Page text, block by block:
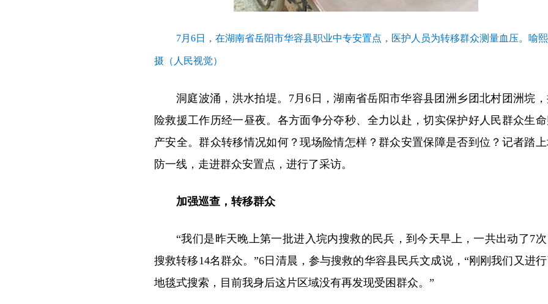
7月6日，在湖南省岳阳市华容县职业中专安置点，医护人员为转移群众测量血压。喻
摄（人民视觉）
洞庭波涌，洪水拍堤。7月6日，湖南省岳阳市华容县团洲乡团北村团洲垸
险救援工作历经一昼夜。各方面争分夺秒、全力以赴，切实保护好人民群众生
产安全。群众转移情况如何？现场险情怎样？群众安置保障是否到位？记者踏
防一线，走进群众安置点，进行了采访。
加强巡查，转移群众
“我们是昨天晚上第一批进入垸内搜救的民兵，到今天早上，一共出动了7
搜救转移14名群众。”6日清晨，参与搜救的华容县民兵文成说，“刚刚我们又进
地毯式搜索，目前我身后这片区域没有再发现受困群众。”